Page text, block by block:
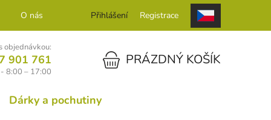
O nás KontaktPřihlášení Registrace
objednávkou:
901 761
8:00 – 17:00
NÁKUPNÍ KOŠÍKPRÁZDNÝ KOŠÍK
Dárky a pochutiny